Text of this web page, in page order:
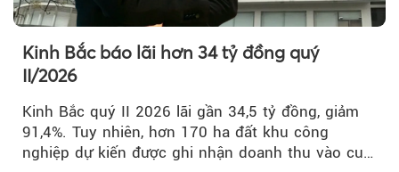
Kinh Bắc báo lãi hơn 34 tỷ đồng quý
II/2026
Kinh Bắc quý II 2026 lãi gần 34,5 tỷ đồng, giảm
91,4%. Tuy nhiên, hơn 170 ha đất khu công
nghiệp dự kiến được ghi nhận doanh thu vào cuối